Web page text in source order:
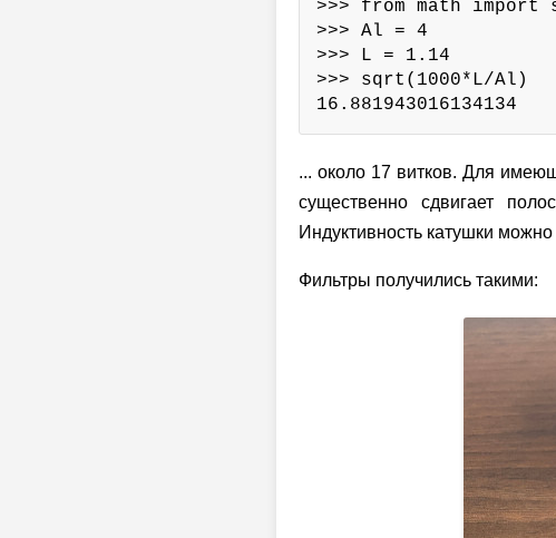
>>> from math import
>>> Al = 4
>>> L = 1.14
>>> sqrt(1000*L/Al)
16.881943016134134
... около 17 витков. Для
существенно сдвигает
Индуктивность катушки можно
Фильтры получились такими: